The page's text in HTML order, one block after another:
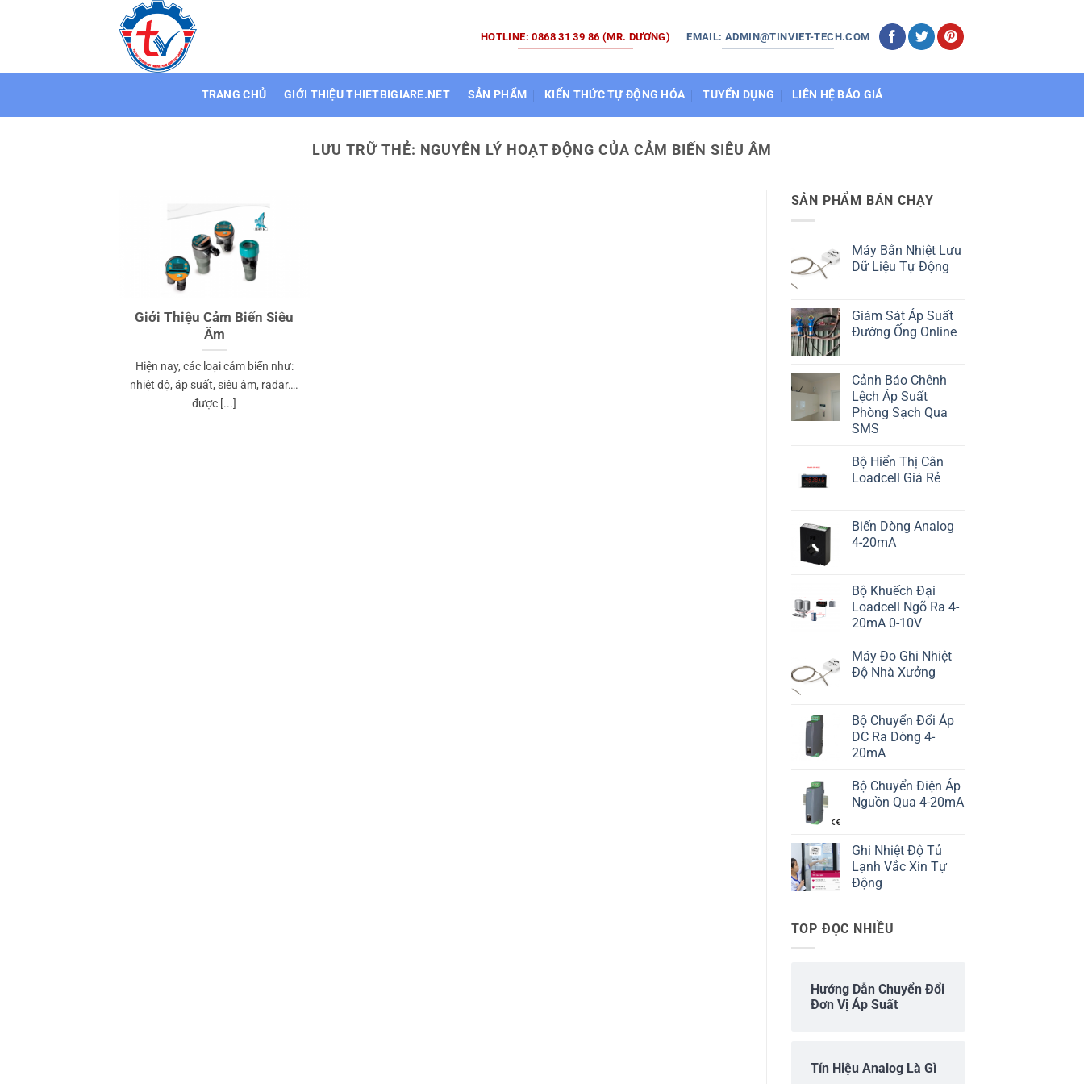
dung
HOTLINE: 0868 31 39 86 (MR. DƯƠNG) EMAIL: ADMIN@TINVIET-TECH.COM
TRANG CHỦ GIỚI THIỆU THIETBIGIARE.NET SẢN PHẨM KIẾN THỨC TỰ ĐỘNG HÓA TUYỂN DỤNG LIÊN HỆ BÁO GIÁ
LƯU TRỮ THẺ: NGUYÊN LÝ HOẠT ĐỘNG CỦA CẢM BIẾN SIÊU ÂM
Giới Thiệu Cảm Biến Siêu
Âm
Hiện nay, các loại cảm biến như:
nhiệt độ, áp suất, siêu âm, radar….
được [...]
SẢN PHẨM BÁN CHẠY
Máy Bắn Nhiệt Lưu
Dữ Liệu Tự Động
Giám Sát Áp Suất
Đường Ống Online
Cảnh Báo Chênh
Lệch Áp Suất
Phòng Sạch Qua
SMS
Bộ Hiển Thị Cân
Loadcell Giá Rẻ
Biến Dòng Analog
4-20mA
Bộ Khuếch Đại
Loadcell Ngõ Ra 4-
20mA 0-10V
Máy Đo Ghi Nhiệt
Độ Nhà Xưởng
Bộ Chuyển Đổi Áp
DC Ra Dòng 4-
20mA
Bộ Chuyển Điện Áp
Nguồn Qua 4-20mA
Ghi Nhiệt Độ Tủ
Lạnh Vắc Xin Tự
Động
TOP ĐỌC NHIỀU
Hướng Dẫn Chuyển Đổi
Đơn Vị Áp Suất
Tín Hiệu Analog Là Gì